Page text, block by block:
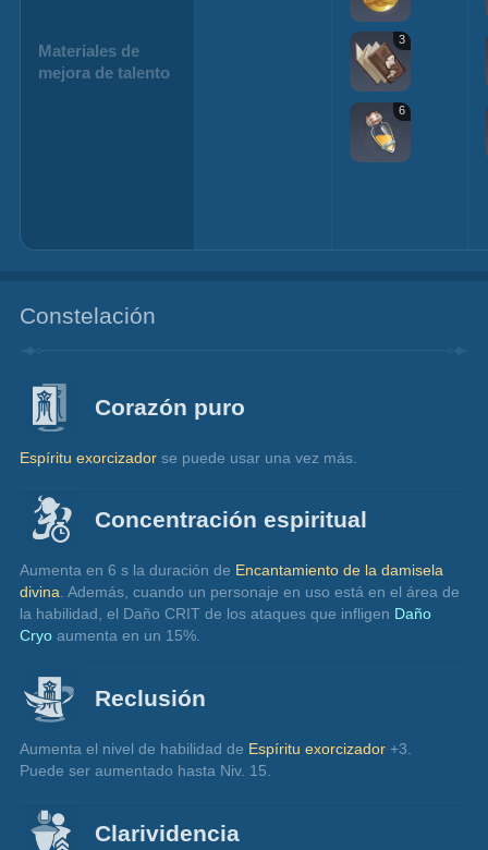
Materiales de
mejora de talento
3
6
Constelación
Corazón puro
Espíritu exorcizador se puede usar una vez más.
Concentración espiritual
Aumenta en 6 s la duración de Encantamiento de la damisela
divina. Además, cuando un personaje en uso está en el área de
la habilidad, el Daño CRIT de los ataques que infligen Daño
Cryo aumenta en un 15%.
Reclusión
Aumenta el nivel de habilidad de Espíritu exorcizador +3.
Puede ser aumentado hasta Niv. 15.
Clarividencia